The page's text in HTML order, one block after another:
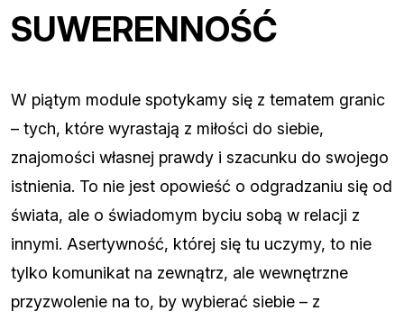
SUWERENNOŚĆ
W piątym module spotykamy się z tematem granic
– tych, które wyrastają z miłości do siebie,
znajomości własnej prawdy i szacunku do swojego
istnienia. To nie jest opowieść o odgradzaniu się od
świata, ale o świadomym byciu sobą w relacji z
innymi. Asertywność, której się tu uczymy, to nie
tylko komunikat na zewnątrz, ale wewnętrzne
przyzwolenie na to, by wybierać siebie – z